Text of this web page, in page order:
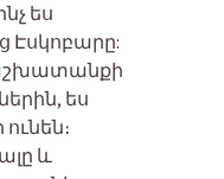
ես
Էսկոբարը:
ես
և